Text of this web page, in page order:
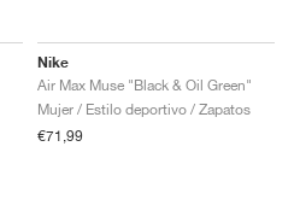
Nike
Air Max Muse "Black & Oil Green"
Mujer / Estilo deportivo / Zapatos
€71,99